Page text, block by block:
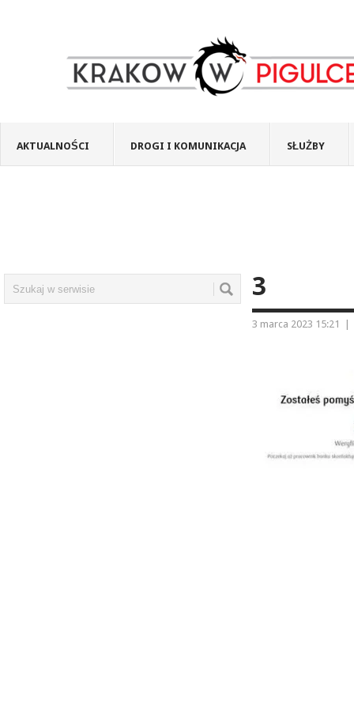
AKTUALNOŚCI DROGI I KOMUNIKACJA SŁUŻBY
3
3 marca 2023 15:21